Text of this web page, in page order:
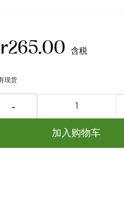
含税
加入购物车